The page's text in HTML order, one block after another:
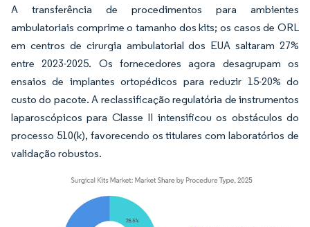
A transferência de procedimentos para ambientes
ambulatoriais comprime o tamanho dos kits; os casos de ORL
em centros de cirurgia ambulatorial dos EUA saltaram 27%
entre 2023-2025. Os fornecedores agora desagrupam os
ensaios de implantes ortopédicos para reduzir 15-20% do
custo do pacote. A reclassificação regulatória de instrumentos
laparoscópicos para Classe II intensificou os obstáculos do
processo 510(k), favorecendo os titulares com laboratórios de
validação robustos.